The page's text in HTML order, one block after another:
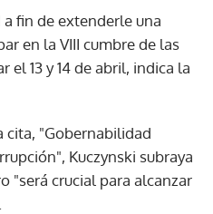
fin de extenderle una
en la VIII cumbre de las
el 13 y 14 de abril, indica la
cita, "Gobernabilidad
Kuczynski subraya
"será crucial para alcanzar